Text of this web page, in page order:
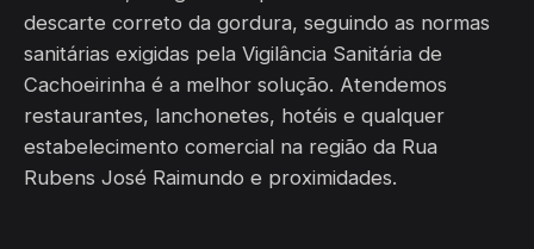
descarte correto da gordura, seguindo as normas
sanitárias exigidas pela Vigilância Sanitária de
Cachoeirinha é a melhor solução. Atendemos
restaurantes, lanchonetes, hotéis e qualquer
estabelecimento comercial na região da Rua
Rubens José Raimundo e proximidades.